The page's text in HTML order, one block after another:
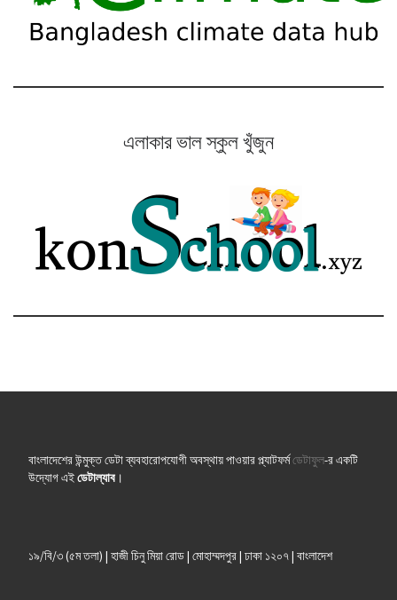
এলাকার ভাল স্কুল খুঁজুন
বাংলাদেশের উন্মুক্ত ডেটা ব্যবহারোপযোগী অবস্থায় পাওয়ার প্ল্যাটফর্মডেটাফুল-র একটি
উদ্যোগ এইডেটাল্যাব।
১৯/বি/৩ (৫ম তলা) | হাজী চিনু মিয়া রোড | মোহাম্মদপুর | ঢাকা ১২০৭ | বাংলাদেশ